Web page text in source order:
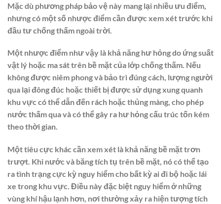
Mặc dù phương pháp bảo vệ này mang lại nhiều ưu điểm,
nhưng có một số nhược điểm cần được xem xét trước khi
đầu tư chống thấm ngoài trời.
Một nhược điểm như vậy là khả năng hư hỏng do ứng suất
vật lý hoặc ma sát trên bề mặt của lớp chống thấm. Nếu
không được niêm phong và bảo trì đúng cách, lượng người
qua lại đông đúc hoặc thiết bị được sử dụng xung quanh
khu vực có thể dẫn đến rách hoặc thủng màng, cho phép
nước thấm qua và có thể gây ra hư hỏng cấu trúc tốn kém
theo thời gian.
Một tiêu cực khác cần xem xét là khả năng bề mặt trơn
trượt. Khi nước và băng tích tụ trên bề mặt, nó có thể tạo
ra tình trạng cực kỳ nguy hiểm cho bất kỳ ai đi bộ hoặc lái
xe trong khu vực. Điều này đặc biệt nguy hiểm ở những
vùng khí hậu lạnh hơn, nơi thường xảy ra hiện tượng tích